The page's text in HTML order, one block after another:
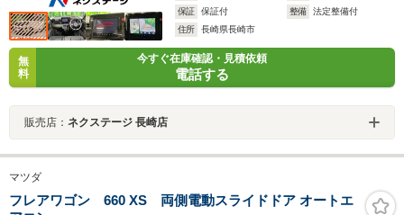
保証
保証付 整備
法定整備付
住所
長崎県長崎市
無
料
今すぐ在庫確認・見積依頼
電話する
販売店： ネクステージ 長崎店
マツダ
フレアワゴン 660 XS 両側電動スライドドア オートエ